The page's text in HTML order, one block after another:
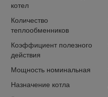
котел
Количество
теплообменников
Коэффициент полезного
действия
Мощность номинальная
Назначение котла